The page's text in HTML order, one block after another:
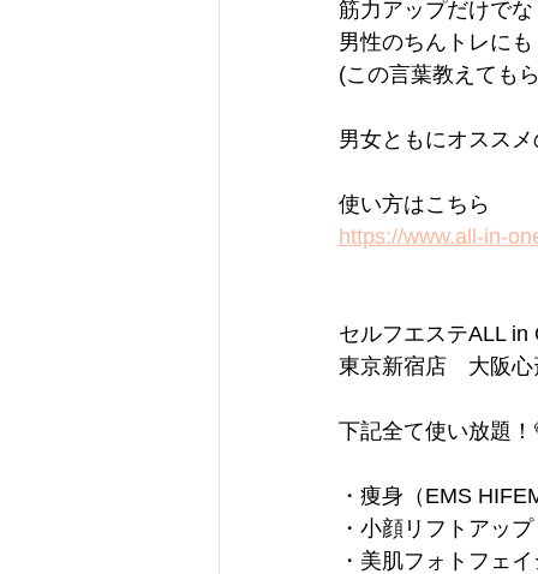
筋力アップだけで
男性のちんトレにも
(この言葉教えても
男女ともにオスス
使い方はこちら
https://www.all-in-
セルフエステALL in
東京新宿店　大阪
下記全て使い放題！
・痩身（EMS
・小顔リフトアッ
・美肌フォトフェ